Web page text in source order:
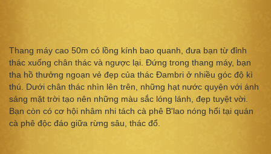
Thang máy cao 50m có lồng kính bao quanh, đưa bạn từ đỉnh
thác xuống chân thác và ngược lại. Đứng trong thang máy, bạn
tha hồ thưởng ngoạn vẻ đẹp của thác Đambri ở nhiều góc độ kì
thú. Dưới chân thác nhìn lên trên, những hạt nước quyện với ánh
sáng mặt trời tạo nên những màu sắc lóng lánh, đẹp tuyệt vời.
Bạn còn có cơ hội nhâm nhi tách cà phê B'lao nóng hổi tại quán
cà phê độc đáo giữa rừng sâu, thác đổ.